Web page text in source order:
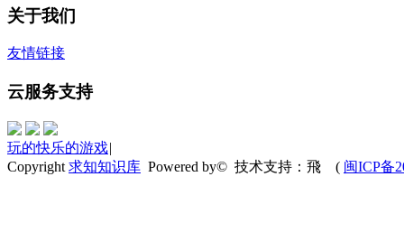
关于我们
友情链接
云服务支持
玩的快乐的游戏|
Copyright 求知知识库 Powered by© 技术支持：飛 ( 闽ICP备